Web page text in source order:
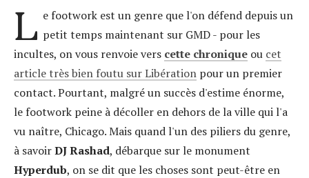
L e footwork est un genre que l'on défend depuis un
petit temps maintenant sur GMD - pour les
incultes, on vous renvoie vers cette chronique ou cet
article très bien foutu sur Libération pour un premier
contact. Pourtant, malgré un succès d'estime énorme,
le footwork peine à décoller en dehors de la ville qui l'a
vu naître, Chicago. Mais quand l'un des piliers du genre,
à savoirDJ Rashad, débarque sur le monument
Hyperdub, on se dit que les choses sont peut-être en